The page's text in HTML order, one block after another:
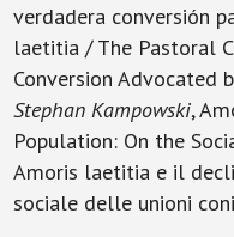
verdadera conversión
laetitia / The Pastoral
Conversion Advocated
Stephan Kampowski,
Population: On the
Amoris laetitia e il
sociale delle unioni